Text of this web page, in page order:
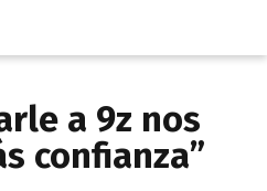
a 9z nos
confianza”